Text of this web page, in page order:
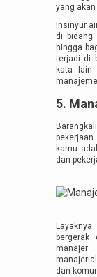
yang
Insinyur
di bidang
hingga
terjadi di
kata lain
5.
kamu
dan
manajer
dan